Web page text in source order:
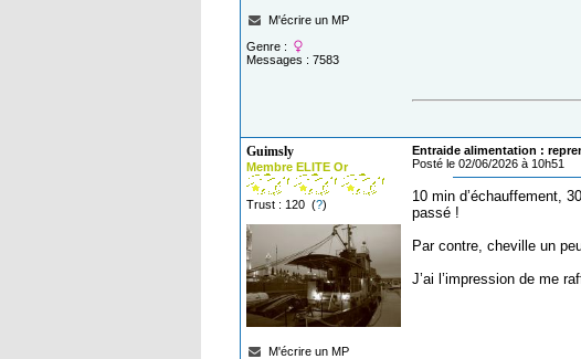
M'écrire un MP
Genre :
Messages : 7583
Guimsly
Membre ELITE Or
Trust : 120 (?)
M'écrire un MP
Entraide alimentation :
Posté le 02/06/2026 à 10h51
10 min d’échauffement,
passé !
Par contre, cheville un
J’ai l’impression de me